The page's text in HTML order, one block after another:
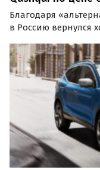
Благодаря
в Россию вернулся
второго поколения
поколения возят к
продавцы, а цены…